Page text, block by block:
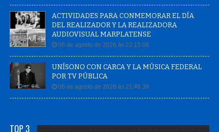
ACTIVIDADES PARA CONMEMORAR EL DÍA
DEL REALIZADOR Y LA REALIZADORA
AUDIOVISUAL MARPLATENSE
06 de agosto de 2026 às 22:15:06
UNÍSONO CON CARCA Y LA MÚSICA FEDERAL
POR TV PÚBLICA
06 de agosto de 2026 às 21:48:38
TOP 3